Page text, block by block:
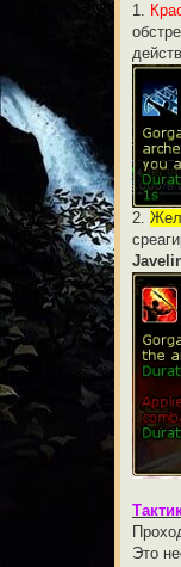
1.
2.
Это